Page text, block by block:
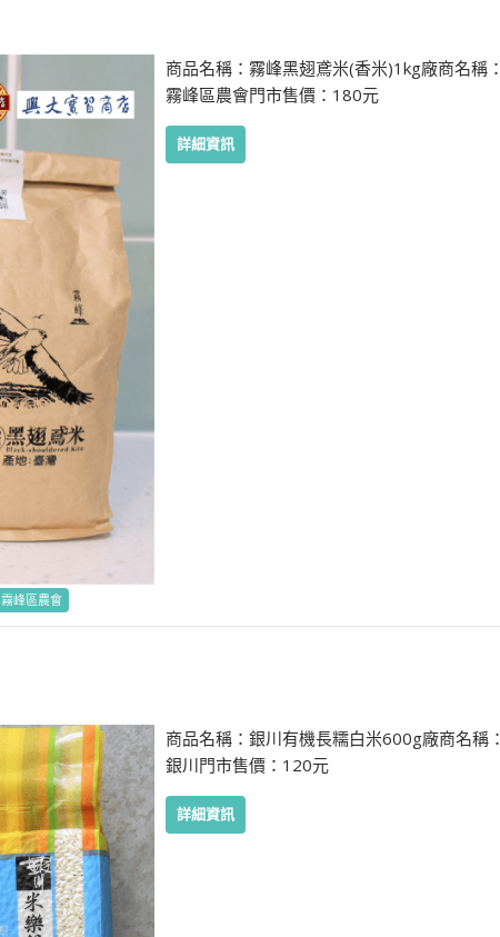
商品名稱：霧峰黑翅鳶米(香米)1kg廠商名稱：
霧峰區農會門市售價：180元
詳細資訊
霧峰區農會
商品名稱：銀川有機長糯白米600g廠商名稱：
銀川門市售價：120元
詳細資訊